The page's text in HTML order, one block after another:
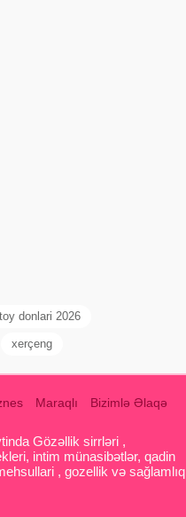
toy donlari 2026
xerçeng
Maraqlı Bizimlə Əlaqə
Gözəllik sirrləri ,
intim münasibətlər, qadin
, gozellik və sağlamlıq